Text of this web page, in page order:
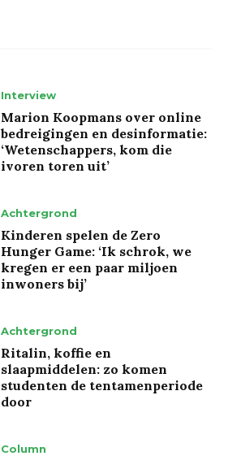
Interview
Marion Koopmans over online
bedreigingen en desinformatie:
‘Wetenschappers, kom die
ivoren toren uit’
Achtergrond
Kinderen spelen de Zero
Hunger Game: ‘Ik schrok, we
kregen er een paar miljoen
inwoners bij’
Achtergrond
Ritalin, koffie en
slaapmiddelen: zo komen
studenten de tentamenperiode
door
Column